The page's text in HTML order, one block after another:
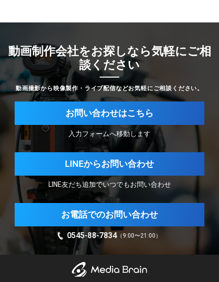
動画制作会社をお探しなら気軽にご相
談ください
動画撮影から映像製作・ライブ配信などお気軽にご相談ください。
お問い合わせはこちら
入力フォームへ移動します
LINEからお問い合わせ
LINE友だち追加でいつでもお問い合わせ
お電話でのお問い合わせ
0545-88-7834（9:00〜21:00）